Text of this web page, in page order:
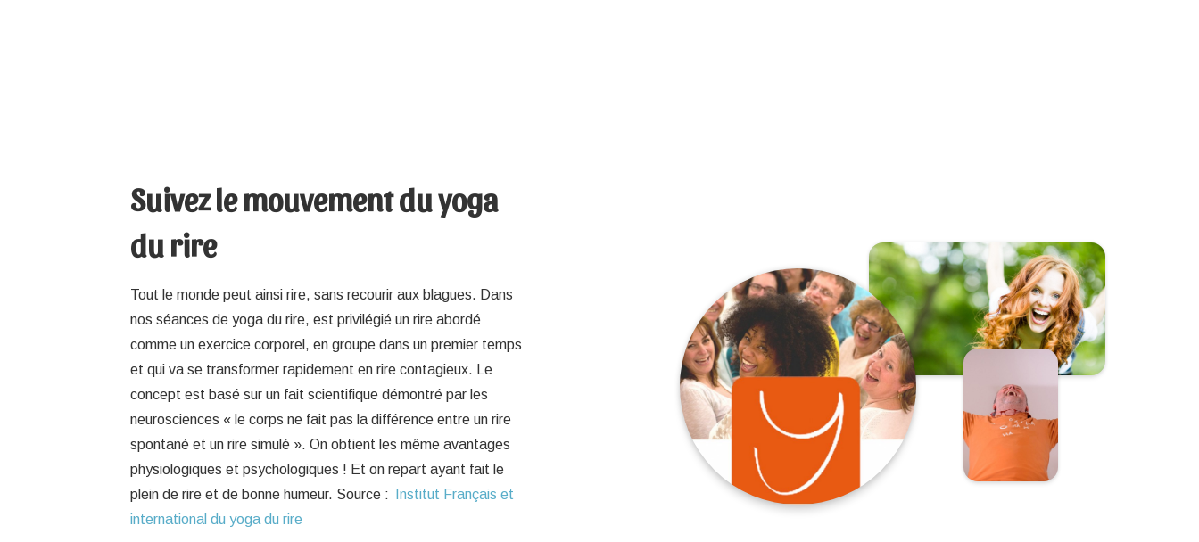
Suivez le mouvement du yoga
du rire
Tout le monde peut ainsi rire, sans recourir aux blagues. Dans
nos séances de yoga du rire, est privilégié un rire abordé
comme un exercice corporel, en groupe dans un premier temps
et qui va se transformer rapidement en rire contagieux. Le
concept est basé sur un fait scientifique démontré par les
neurosciences « le corps ne fait pas la différence entre un rire
spontané et un rire simulé ». On obtient les même avantages
physiologiques et psychologiques ! Et on repart ayant fait le
plein de rire et de bonne humeur. Source :
Institut Français et
international du yoga du rire